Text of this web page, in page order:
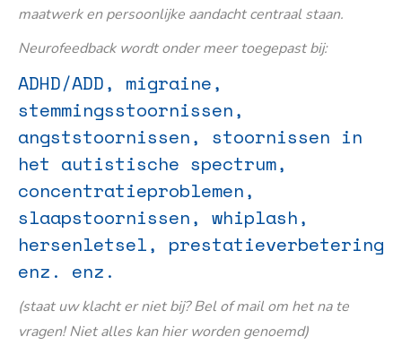
maatwerk en persoonlijke aandacht centraal staan.
Neurofeedback wordt onder meer toegepast bij:
ADHD/ADD, migraine,
stemmingsstoornissen,
angststoornissen, stoornissen in
het autistische spectrum,
concentratieproblemen,
slaapstoornissen, whiplash,
hersenletsel, prestatieverbetering
enz. enz.
(staat uw klacht er niet bij? Bel of mail om het na te
vragen! Niet alles kan hier worden genoemd)